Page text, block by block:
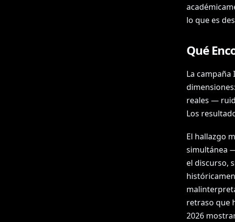
lo que es
Qué
La campaña
reales —
Los
El hallazgo
simultánea
el discurso,
retraso que
2026